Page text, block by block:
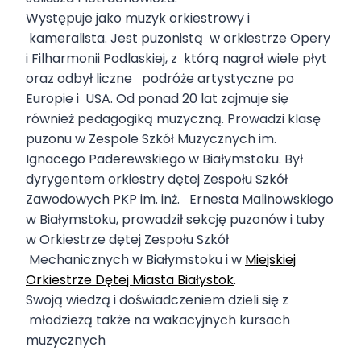
Występuje jako muzyk orkiestrowy i
kameralista. Jest puzonistą w orkiestrze Opery
i Filharmonii Podlaskiej, z którą nagrał wiele płyt
oraz odbył liczne podróże artystyczne po
Europie i USA. Od ponad 20 lat zajmuje się
również pedagogiką muzyczną. Prowadzi klasę
puzonu w Zespole Szkół Muzycznych im.
Ignacego Paderewskiego w Białymstoku. Był
dyrygentem orkiestry dętej Zespołu Szkół
Zawodowych PKP im. inż. Ernesta Malinowskiego
w Białymstoku, prowadził sekcję puzonów i tuby
w Orkiestrze dętej Zespołu Szkół
Mechanicznych w Białymstoku i w Miejskiej
Orkiestrze Dętej Miasta Białystok.
Swoją wiedzą i doświadczeniem dzieli się z
młodzieżą także na wakacyjnych kursach
muzycznych